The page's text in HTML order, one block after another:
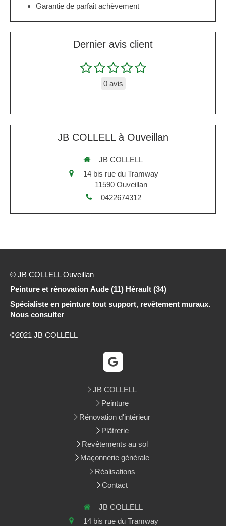
Garantie de parfait achèvement
Dernier avis client
0 avis
JB COLLELL à Ouveillan
JB COLLELL
14 bis rue du Tramway
11590 Ouveillan
0422674312
© JB COLLELL Ouveillan
Peinture et rénovation Aude (11) Hérault (34)
Spécialiste en peinture tout support, revêtement muraux.
Nous consulter
©2021 JB COLLELL
JB COLLELL
Peinture
Rénovation d'intérieur
Plâtrerie
Revêtements au sol
Maçonnerie générale
Réalisations
Contact
JB COLLELL
14 bis rue du Tramway